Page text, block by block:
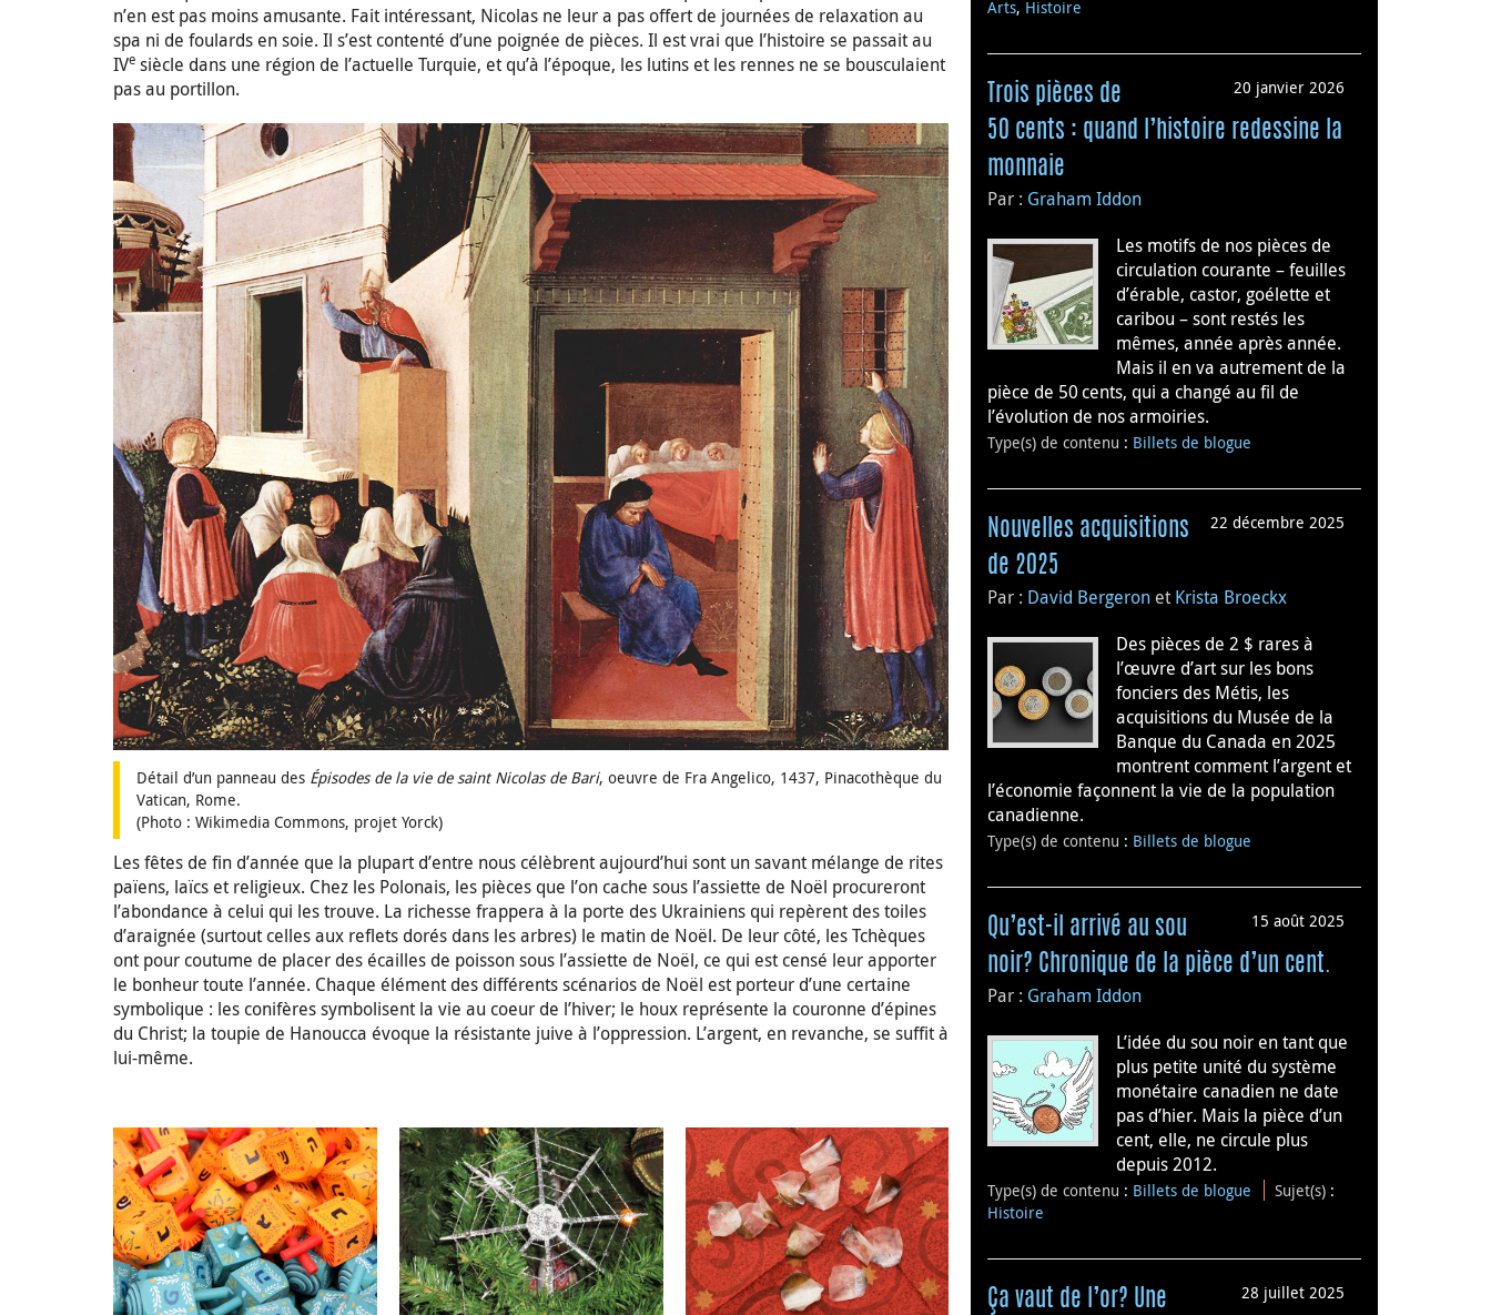
n’en est pas moins amusante. Fait intéressant, Nicolas ne leur a pas offert de journées de relaxation au
spa ni de foulards en soie. Il s’est contenté d’une poignée de pièces. Il est vrai que l’histoire se passait au
IVe siècle dans une région de l’actuelle Turquie, et qu’à l’époque, les lutins et les rennes ne se bousculaient
pas au portillon.
Détail d’un panneau des Épisodes de la vie de saint Nicolas de Bari, oeuvre de Fra Angelico, 1437, Pinacothèque du
Vatican, Rome.
(Photo : Wikimedia Commons, projet Yorck)
Les fêtes de fin d’année que la plupart d’entre nous célèbrent aujourd’hui sont un savant mélange de rites
païens, laïcs et religieux. Chez les Polonais, les pièces que l’on cache sous l’assiette de Noël procureront
l’abondance à celui qui les trouve. La richesse frappera à la porte des Ukrainiens qui repèrent des toiles
d’araignée (surtout celles aux reflets dorés dans les arbres) le matin de Noël. De leur côté, les Tchèques
ont pour coutume de placer des écailles de poisson sous l’assiette de Noël, ce qui est censé leur apporter
le bonheur toute l’année. Chaque élément des différents scénarios de Noël est porteur d’une certaine
symbolique : les conifères symbolisent la vie au coeur de l’hiver; le houx représente la couronne d’épines
du Christ; la toupie de Hanoucca évoque la résistante juive à l’oppression. L’argent, en revanche, se suffit à
lui-même.
Arts, Histoire
20 janvier 2026
Trois pièces de
50 cents : quand l’histoire redessine la
monnaie
Par : Graham Iddon
Les motifs de nos pièces de
circulation courante – feuilles
d’érable, castor, goélette et
caribou – sont restés les
mêmes, année après année.
Mais il en va autrement de la
pièce de 50 cents, qui a changé au fil de
l’évolution de nos armoiries.
Type(s) de contenu : Billets de blogue
22 décembre 2025
Nouvelles acquisitions
de 2025
Par : David Bergeron et Krista Broeckx
Des pièces de 2 $ rares à
l’œuvre d’art sur les bons
fonciers des Métis, les
acquisitions du Musée de la
Banque du Canada en 2025
montrent comment l’argent et
l’économie façonnent la vie de la population
canadienne.
Type(s) de contenu : Billets de blogue
15 août 2025
Qu’est-il arrivé au sou
noir? Chronique de la pièce d’un cent.
Par : Graham Iddon
L’idée du sou noir en tant que
plus petite unité du système
monétaire canadien ne date
pas d’hier. Mais la pièce d’un
cent, elle, ne circule plus
depuis 2012.
Type(s) de contenu : Billets de blogue Sujet(s) :
Histoire
28 juillet 2025
Ça vaut de l’or? Une